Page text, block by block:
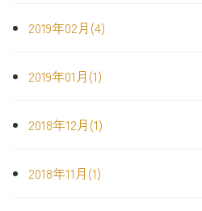
2019年02月(4)
2019年01月(1)
2018年12月(1)
2018年11月(1)